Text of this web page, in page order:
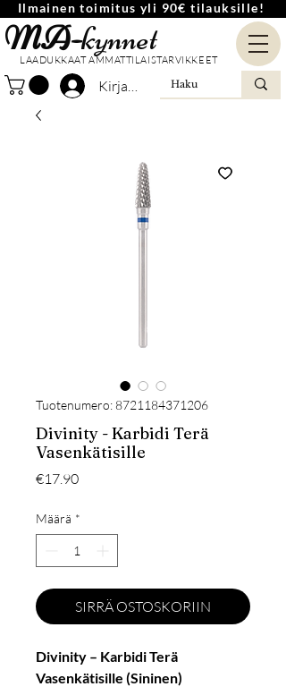
Ilmainen toimitus yli 90€ tilauksille!
MA-kynnet
LAADUKKAAT AMMATTILAISTARVIKKEET
Kirjaudu
Tuotenumero: 8721184371206
Divinity - Karbidi Terä
Vasenkätisille
€17.90Hinta
Määrä *
SIRRÄ OSTOSKORIIN
Divinity – Karbidi Terä
Vasenkätisille (Sininen)